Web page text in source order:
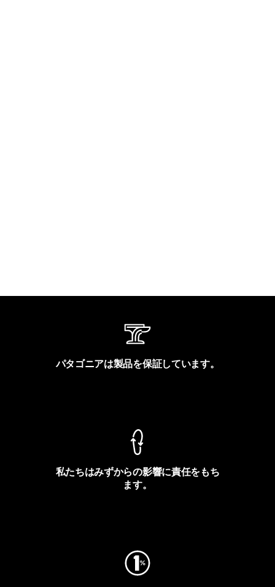
パタゴニアは製品を保証しています。
私たちはみずからの影響に責任をもち
ます。